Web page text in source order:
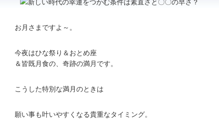
お月さまですよ～。
今夜はひな祭り＆おとめ座
＆皆既月食の、奇跡の満月です。
こうした特別な満月のときは
願い事も叶いやすくなる貴重なタイミング。